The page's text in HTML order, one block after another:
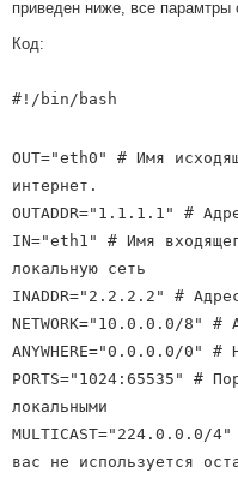
приведен ниже, все парамтры
Код:
#!/bin/bash
OUT="eth0" # Имя
интернет.
OUTADDR="1.1.1.1" #
IN="eth1" # Имя
локальную сеть
INADDR="2.2.2.2" #
NETWORK="10.0.0.0/8" #
ANYWHERE="0.0.0.0/0" #
PORTS="1024:65535" #
локальными
MULTICAST="224.0.0.0/
вас не используется